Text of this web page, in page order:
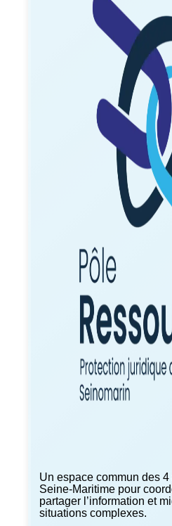
Un espace commun des
Seine-Maritime pour
partager l’information et
situations complexes.